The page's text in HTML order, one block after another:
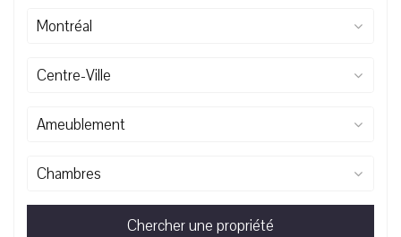
Montréal
Centre-Ville
Ameublement
Chambres
Chercher une propriété